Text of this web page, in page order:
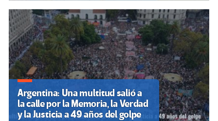
Argentina: Una multitud salió a
la calle por la Memoria, la Verdad
y la Justicia a 49 años del golpe